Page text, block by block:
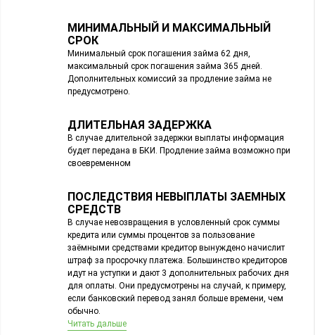
МИНИМАЛЬНЫЙ И МАКСИМАЛЬНЫЙ
СРОК
Минимальный срок погашения займа 62 дня,
максимальный срок погашения займа 365 дней.
Дополнительных комиссий за продление займа не
предусмотрено.
ДЛИТЕЛЬНАЯ ЗАДЕРЖКА
В случае длительной задержки выплаты информация
будет передана в БКИ. Продление займа возможно при
своевременном
ПОСЛЕДСТВИЯ НЕВЫПЛАТЫ ЗАЕМНЫХ
СРЕДСТВ
В случае невозвращения в условленный срок суммы
кредита или суммы процентов за пользование
заёмными средствами кредитор вынуждено начислит
штраф за просрочку платежа. Большинство кредиторов
идут на уступки и дают 3 дополнительных рабочих дня
для оплаты. Они предусмотрены на случай, к примеру,
если банковский перевод занял больше времени, чем
обычно.
Читать дальше